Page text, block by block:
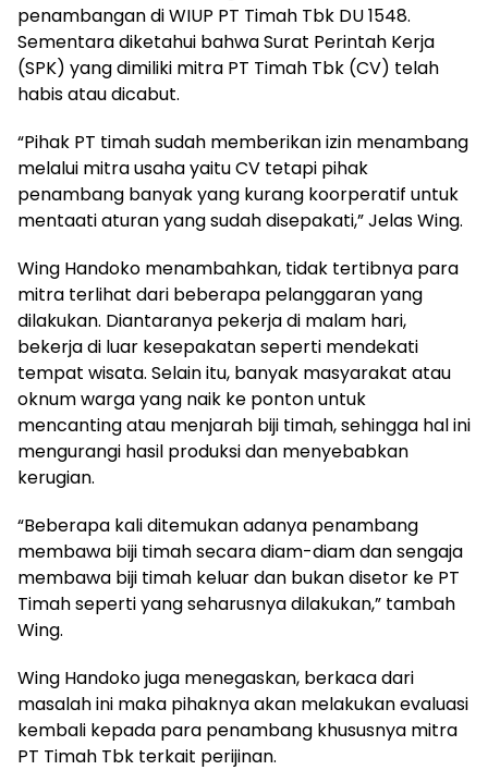
penambangan di WIUP PT Timah Tbk DU 1548.
Sementara diketahui bahwa Surat Perintah Kerja
(SPK) yang dimiliki mitra PT Timah Tbk (CV) telah
habis atau dicabut.
“Pihak PT timah sudah memberikan izin menambang
melalui mitra usaha yaitu CV tetapi pihak
penambang banyak yang kurang koorperatif untuk
mentaati aturan yang sudah disepakati,” Jelas Wing.
Wing Handoko menambahkan, tidak tertibnya para
mitra terlihat dari beberapa pelanggaran yang
dilakukan. Diantaranya pekerja di malam hari,
bekerja di luar kesepakatan seperti mendekati
tempat wisata. Selain itu, banyak masyarakat atau
oknum warga yang naik ke ponton untuk
mencanting atau menjarah biji timah, sehingga hal ini
mengurangi hasil produksi dan menyebabkan
kerugian.
“Beberapa kali ditemukan adanya penambang
membawa biji timah secara diam-diam dan sengaja
membawa biji timah keluar dan bukan disetor ke PT
Timah seperti yang seharusnya dilakukan,” tambah
Wing.
Wing Handoko juga menegaskan, berkaca dari
masalah ini maka pihaknya akan melakukan evaluasi
kembali kepada para penambang khususnya mitra
PT Timah Tbk terkait perijinan.